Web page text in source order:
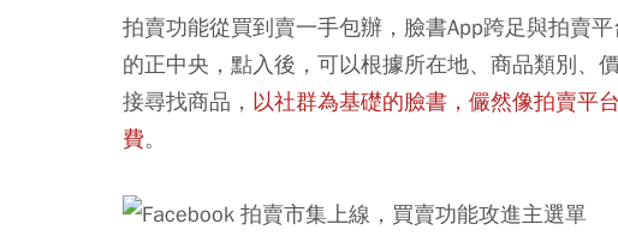
拍賣功能從買到賣一手包辦，臉書App跨足與拍賣
的正中央，點入後，可以根據所在地、商品類別、
接尋找商品， 以社群為基礎的臉書，儼然像拍賣平
費。